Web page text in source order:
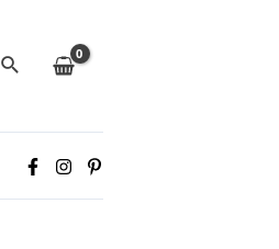
Pretraga